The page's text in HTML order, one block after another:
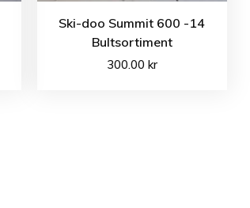
Ski-doo Summit 600 -14
Bultsortiment
300.00 kr